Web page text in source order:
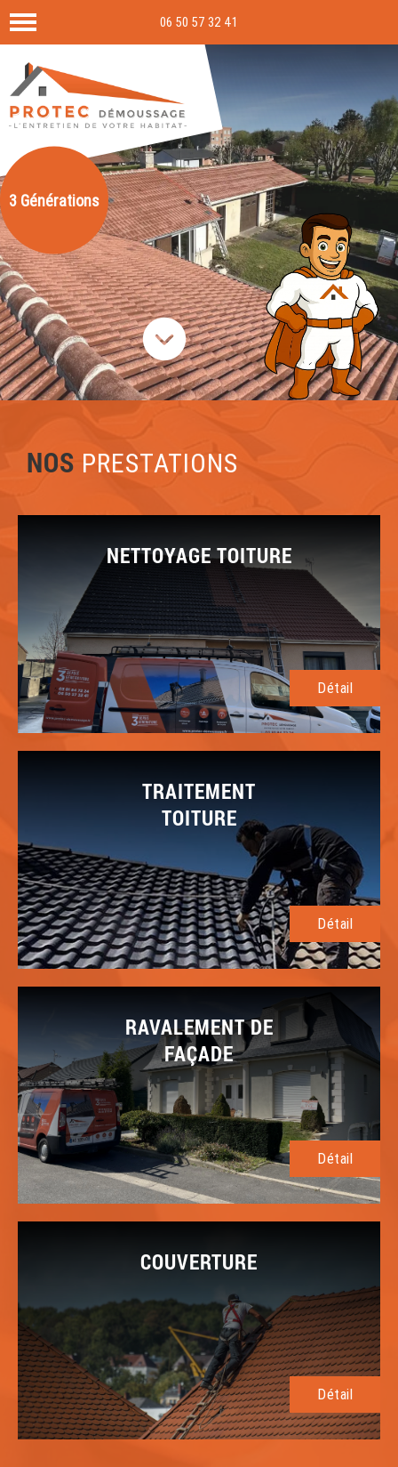
06 50 57 32 41
3 Générations
NOS PRESTATIONS
NETTOYAGE TOITURE
Détail
TRAITEMENT
TOITURE
Détail
RAVALEMENT DE
FAÇADE
Détail
COUVERTURE
Détail